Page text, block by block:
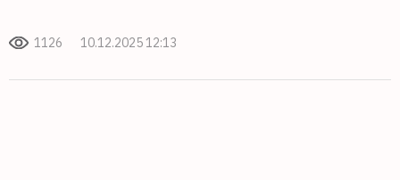
1126 10.12.2025 12:13